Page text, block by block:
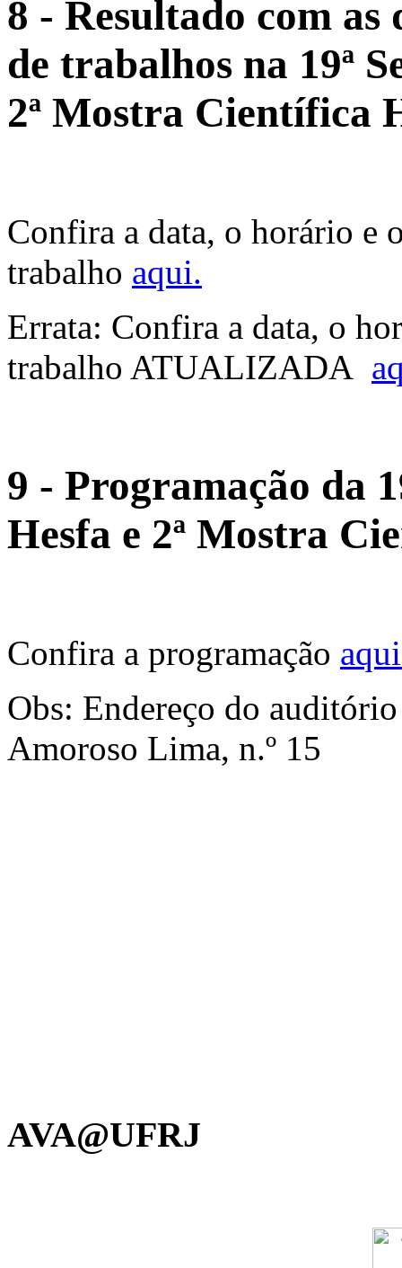
8 - Resultado com as
de trabalhos na 19ª
2ª Mostra Científica
Confira a data, o horário e
trabalho aqui.
Errata: Confira a data, o
trabalho ATUALIZADA
9 - Programação da
Hesfa e 2ª Mostra
Confira a programação
Obs: Endereço do
Amoroso Lima, n.º 15
AVA@UFRJ